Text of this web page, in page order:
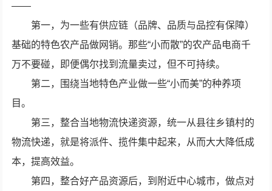
——
第一，为一些有供应链（品牌、品质与品控有保障）
基础的特色农产品做网销。那些“小而散”的农产品电商千
万不要碰，即便偶尔找到流量卖过，但不可持续。
第二，围绕当地特色产业做一些“小而美”的种养项
目。
第三，整合当地物流快递资源，统一从县往乡镇村的
物流快递，就是将派件、揽件集中起来，从而大大降低成
本，提高效益。
第四，整合好产品资源后，到附近中心城市，做点对